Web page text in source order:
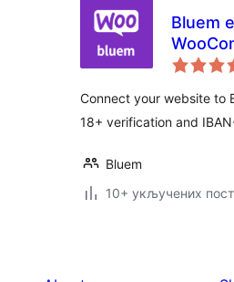
Bluem
Connect your website to
18+ verification and
Bluem
10+ укључених